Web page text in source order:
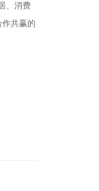
、消费
共赢的